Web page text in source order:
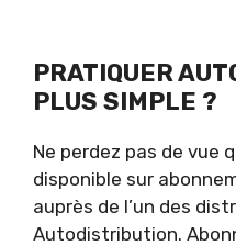
PRATIQUER
PLUS SIMPLE ?
Ne perdez pas de vue
disponible sur
auprès de l’un des
Autodistribution.